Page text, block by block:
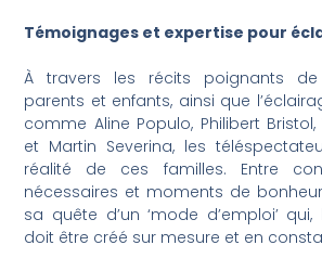
Témoignages et expertise pour
À travers les récits poignants de
parents et enfants, ainsi que
comme Aline Populo, Philibert
et Martin Severina, les
réalité de ces familles. Entre
nécessaires et moments de
sa quête d’un ‘mode d’emploi’ qui,
doit être créé sur mesure et en